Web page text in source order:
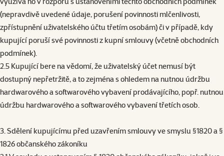
(nepravdivě uvedené údaje, porušení povinnosti mlčenlivosti,
zpřístupnění uživatelského účtu třetím osobám) či v případě, kdy
kupující poruší své povinnosti z kupní smlouvy (včetně obchodních
podmínek).
2.5 Kupující bere na vědomí, že uživatelský účet nemusí být
dostupný nepřetržitě, a to zejména s ohledem na nutnou údržbu
hardwarového a softwarového vybavení prodávajícího, popř. nutnou
údržbu hardwarového a softwarového vybavení třetích osob.
3. Sdělení kupujícímu před uzavřením smlouvy ve smyslu §1820 a §
1826 občanského zákoníku